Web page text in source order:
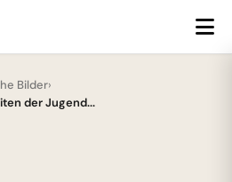
Bilder›
der Jugend...